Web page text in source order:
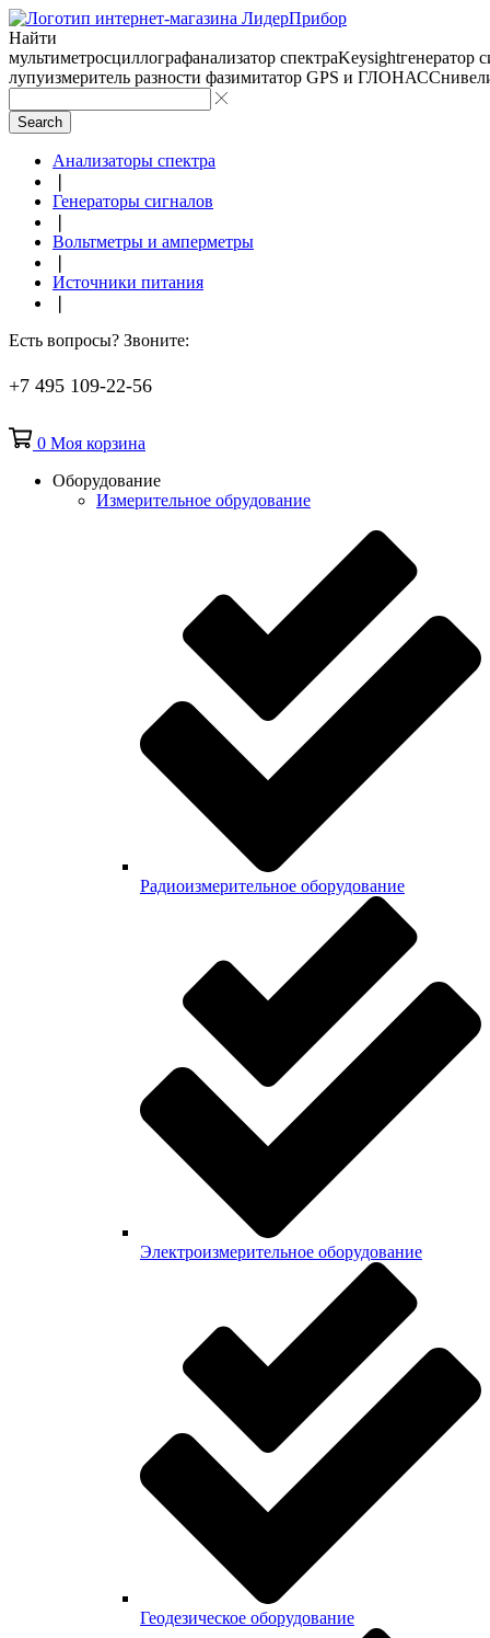
Найти
мультиметросциллографанализатор спектраKeysightгенератор
лупуизмеритель разности фазимитатор GPS и ГЛОНАСС
Search
Анализаторы спектра
Генераторы сигналов
Вольтметры и амперметры
Источники питания
Есть вопросы? Звоните:
+7 495 109-22-56
0 Моя корзина
Оборудование
Измерительное обрудование
Радиоизмерительное оборудование
Электроизмерительное оборудование
Геодезическое оборудование